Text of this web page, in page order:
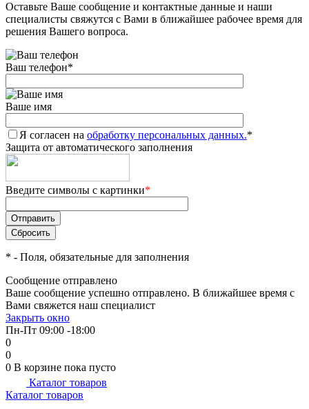
Оставьте Ваше сообщение и контактные данные и наши
специалисты свяжутся с Вами в ближайшее рабочее время для
решения Вашего вопроса.
Ваш телефон*
Ваше имя
Я согласен на обработку персональных данных.*
Защита от автоматического заполнения
Введите символы с картинки*
* - Поля, обязательные для заполнения
Сообщение отправлено
Ваше сообщение успешно отправлено. В ближайшее время с
Вами свяжется наш специалист
Закрыть окно
Пн-Пт 09:00 -18:00
0
0
0 В корзине пока пусто
Каталог товаров
Каталог товаров
Добавляйте товары
в корзину
Оплачивайте сегодня только
25% картой любого банка
Получайте товар
выбранный способом
Оставшиеся75% будут
списыватьсяс вашей карты
по
Подробнее
об оплате Плайтом